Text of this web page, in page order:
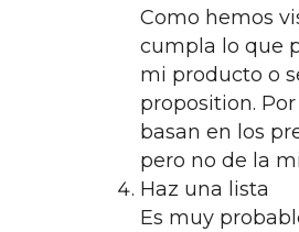
Como hemos
cumpla lo que
mi producto o
proposition.
basan en los
pero no de la
Haz una lista
Es muy